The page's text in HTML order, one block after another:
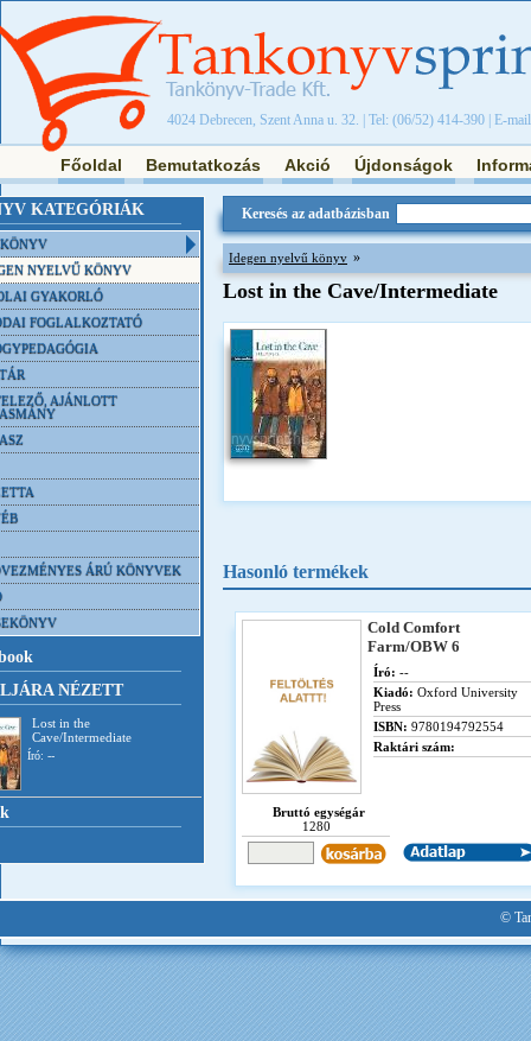
4024 Debrecen, Szent Anna u. 32. | Tel: (06/52) 414-390 | E-
Főoldal Bemutatkozás Akció Újdonságok
KATEGÓRIÁK
NYELVŰ KÖNYV
GYAKORLÓ
FOGLALKOZTATÓ
AJÁNLOTT
ÁRÚ KÖNYVEK
NÉZETT
Lost in the
Cave/Intermediate
Író: --
Keresés az adatbázisban
Idegen nyelvű könyv »
Lost in the Cave/Intermediate
Hasonló termékek
Cold Comfort
Farm/OBW 6
Író: --
Kiadó: Oxford University
Press
ISBN: 9780194792554
Raktári szám:
Bruttó egységár
1280
©